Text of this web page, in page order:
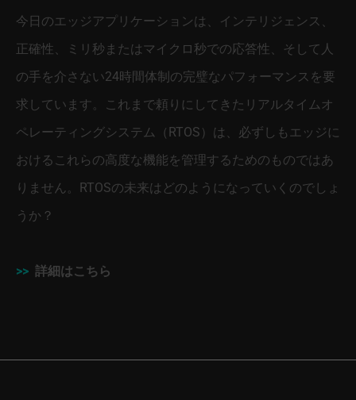
今日のエッジアプリケーションは、インテリジェンス、
正確性、ミリ秒またはマイクロ秒での応答性、そして人
の手を介さない24時間体制の完璧なパフォーマンスを要
求しています。これまで頼りにしてきたリアルタイムオ
ペレーティングシステム（RTOS）は、必ずしもエッジに
おけるこれらの高度な機能を管理するためのものではあ
りません。RTOSの未来はどのようになっていくのでしょ
うか？
>> 詳細はこちら